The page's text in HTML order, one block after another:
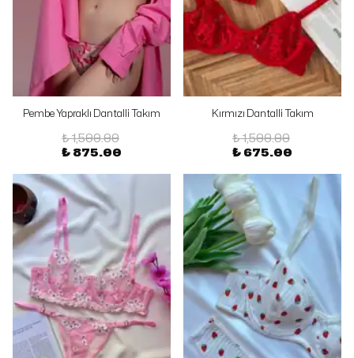
Pembe Yapraklı Dantalli Takım
₺ 1,500.00
₺ 875.00
Kırmızı Dantalli Takım
₺ 1,500.00
₺ 675.00